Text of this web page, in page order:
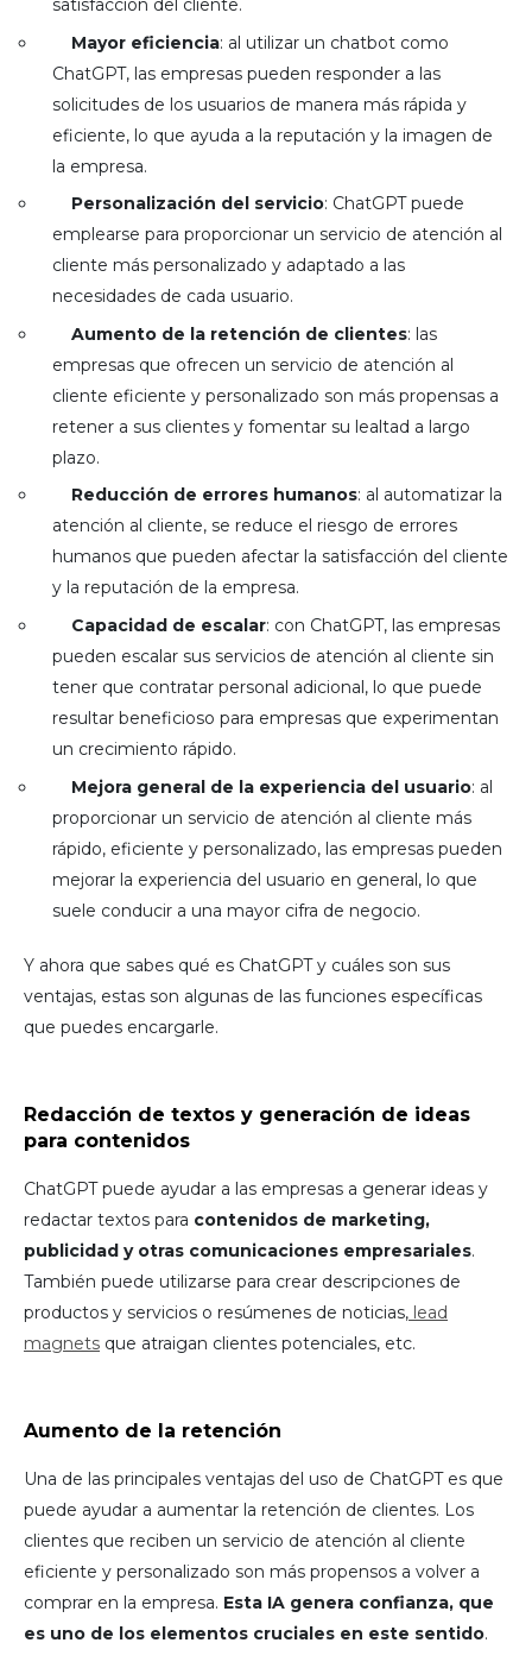
satisfacción del cliente.
Mayor eficiencia: al utilizar un chatbot como
ChatGPT, las empresas pueden responder a las
solicitudes de los usuarios de manera más rápida y
eficiente, lo que ayuda a la reputación y la imagen de
la empresa.
Personalización del servicio: ChatGPT puede
emplearse para proporcionar un servicio de atención al
cliente más personalizado y adaptado a las
necesidades de cada usuario.
Aumento de la retención de clientes: las
empresas que ofrecen un servicio de atención al
cliente eficiente y personalizado son más propensas a
retener a sus clientes y fomentar su lealtad a largo
plazo.
Reducción de errores humanos: al automatizar la
atención al cliente, se reduce el riesgo de errores
humanos que pueden afectar la satisfacción del cliente
y la reputación de la empresa.
Capacidad de escalar: con ChatGPT, las empresas
pueden escalar sus servicios de atención al cliente sin
tener que contratar personal adicional, lo que puede
resultar beneficioso para empresas que experimentan
un crecimiento rápido.
Mejora general de la experiencia del usuario: al
proporcionar un servicio de atención al cliente más
rápido, eficiente y personalizado, las empresas pueden
mejorar la experiencia del usuario en general, lo que
suele conducir a una mayor cifra de negocio.
Y ahora que sabes qué es ChatGPT y cuáles son sus
ventajas, estas son algunas de las funciones específicas
que puedes encargarle.
Redacción de textos y generación de ideas
para contenidos
ChatGPT puede ayudar a las empresas a generar ideas y
redactar textos para contenidos de marketing,
publicidad y otras comunicaciones empresariales.
También puede utilizarse para crear descripciones de
productos y servicios o resúmenes de noticias, lead
magnets que atraigan clientes potenciales, etc.
Aumento de la retención
Una de las principales ventajas del uso de ChatGPT es que
puede ayudar a aumentar la retención de clientes. Los
clientes que reciben un servicio de atención al cliente
eficiente y personalizado son más propensos a volver a
comprar en la empresa. Esta IA genera confianza, que
es uno de los elementos cruciales en este sentido.